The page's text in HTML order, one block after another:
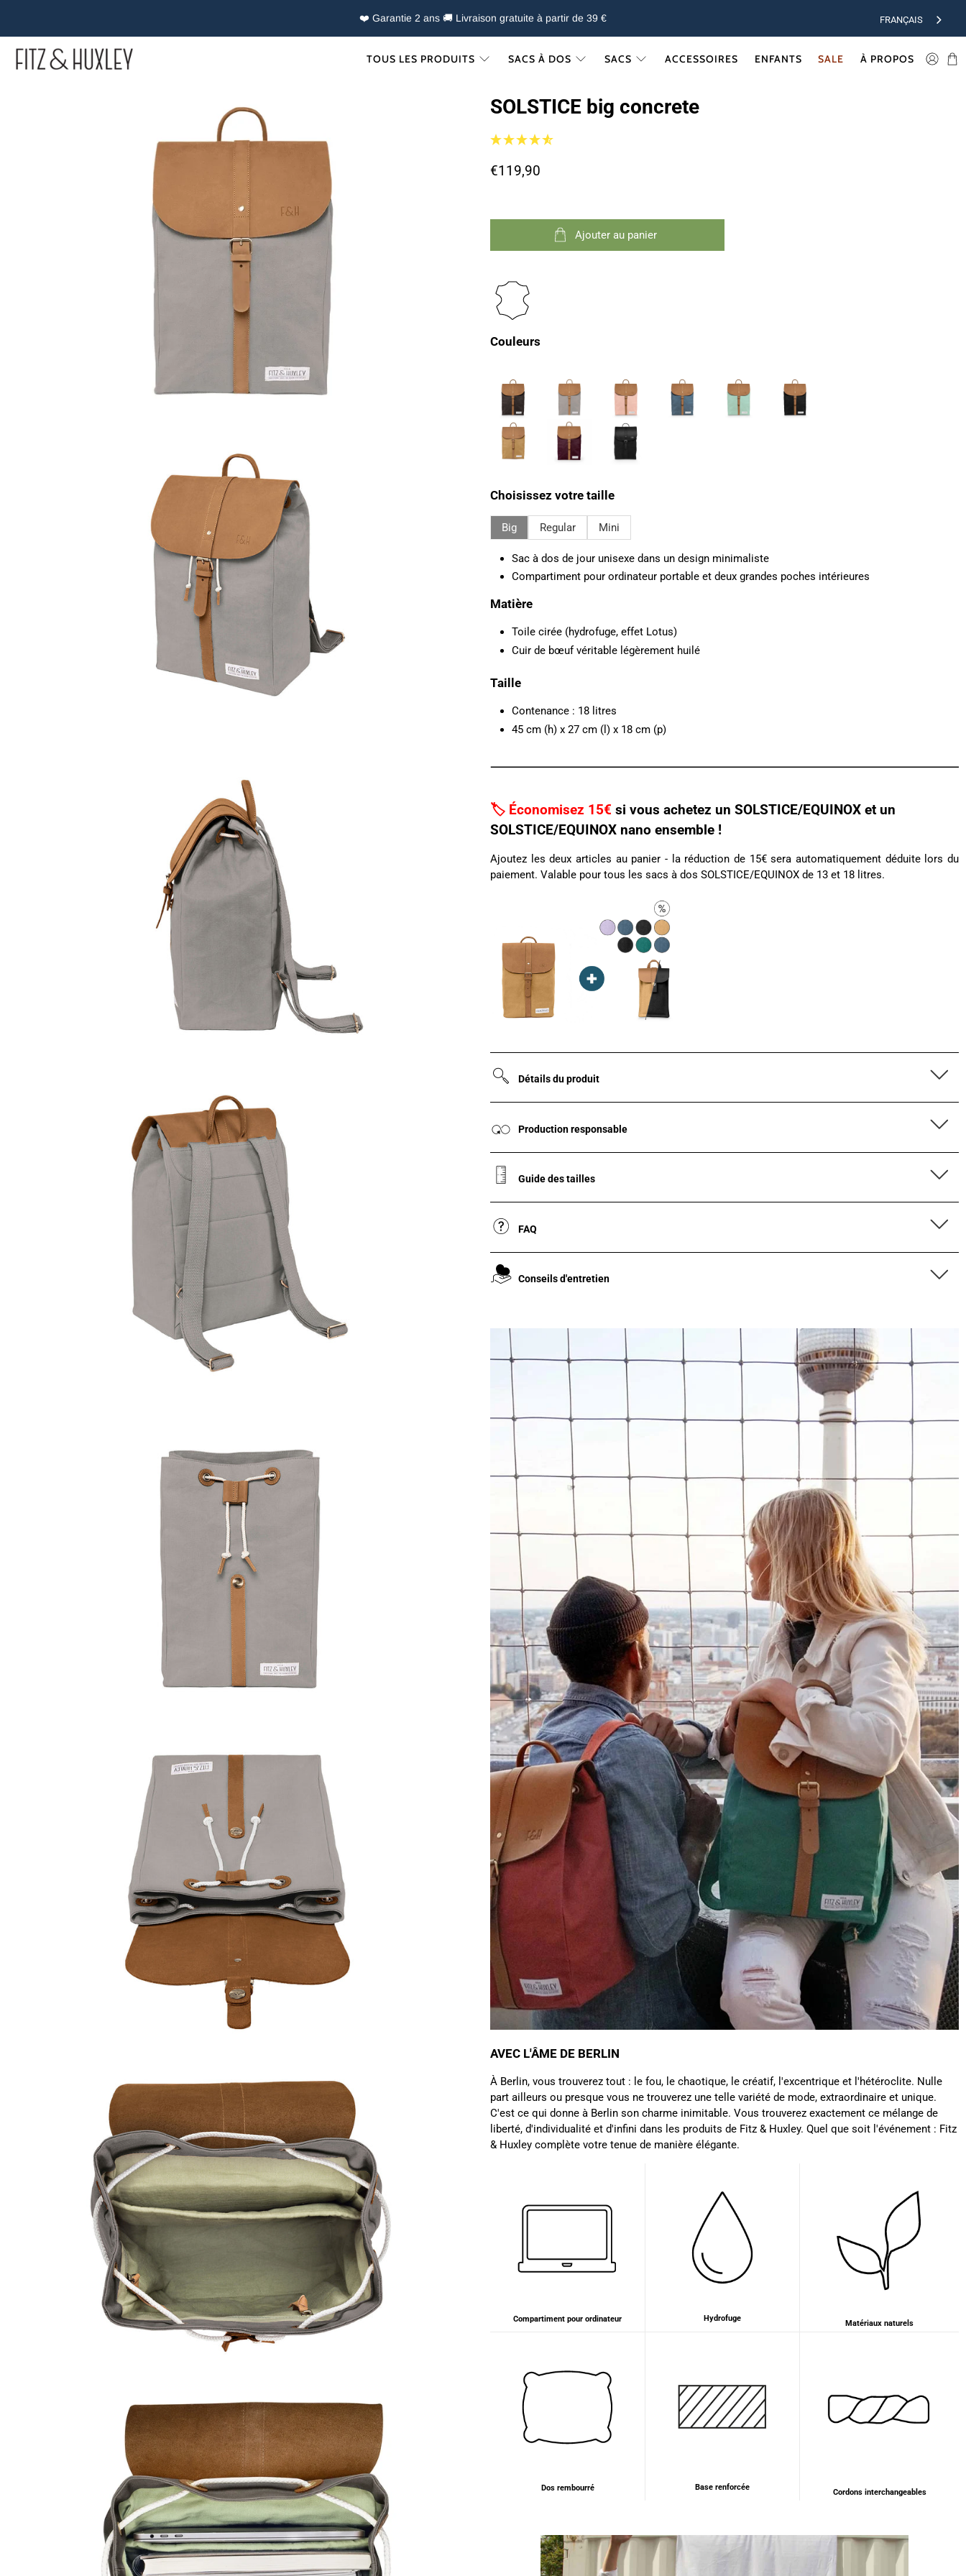
Évaluation
Sylvie LE****
Service parfait.
Utile ? Oui Partager
Twitter
Facebook
Vannes, FR,
Sabine H****
Bonjour J’ai reçu mon sac à dos dans un simple
emballage Graft sans renfort avec des marques
comme si on avait roulé ou marche sur le colis
Pas de petit mot de remerciements d'achat
Utile? Oui Partager
Twitter
Facebook
Douai, FR, 13/10/2025
Ano****
C'est mon deuxième achat chez Fitz & Huxley et
toujours aussi satisfaite. Livraison rapide et
soignée. Les sacs sont très beaux et solides.
Excellente qualité ! !
Oui Partager
Facebook
France, 15/02/2025
Conforme à mes attentes 😁
Partager
Twitter
Facebook
Belgique, 10/12/2024
Audrey Pizzo****
Produit conforme à la description, envoyé et reçu
dans les délais. Le cuir est superbe, l'ensemble a
l'air de bonne qualité. J'espère confirmer tout ça à
l'usage :)
Oui Partager 05/12/2024
Produits de bonne qualité
Utile? Oui Partager
Facebook
États-Unis, 03/12/2024
Utile France, 05/11/2024
Marie-Michèle Charre-Brug****
Bonjour, vous allez adorer les produits F et H
peuvent être commandés le 10/05/2024 et
33*24*15) en promotion ! et maintenant c'est de
modalités de retour sont assez complexes, donc,
à ce jour, je l'ai gardé..................
Utile? Oui
Twitter
Facebook
France,
Bon rapport qualité/prix. Envoi rapide et bien
❤️ Garantie 2 ans 🚚 Livraison gratuite à partir de 39 €
TOUS LES PRODUITS SACS À DOS SACS ACCESSOIRES ENFANTS SALE À PROPOS
SOLSTICE big concrete
€119,90
Ajouter au panier
Couleurs
Choisissez votre taille
Big Regular Mini
Sac à dos de jour unisexe dans un design minimaliste
Compartiment pour ordinateur portable et deux grandes poches intérieures
Matière
Toile cirée (hydrofuge, effet Lotus)
Cuir de bœuf véritable légèrement huilé
Taille
Contenance : 18 litres
45 cm (h) x 27 cm (l) x 18 cm (p)
🏷️ Économisez 15€ si vous achetez un SOLSTICE/EQUINOX et un
SOLSTICE/EQUINOX nano ensemble !
Ajoutez les deux articles au panier - la réduction de 15€ sera automatiquement déduite lors du
paiement. Valable pour tous les sacs à dos SOLSTICE/EQUINOX de 13 et 18 litres.
Détails du produit
Production responsable
Guide des tailles
FAQ
Conseils d'entretien
AVEC L'ÂME DE BERLIN
À Berlin, vous trouverez tout : le fou, le chaotique, le créatif, l'excentrique et l'hétéroclite. Nulle
part ailleurs ou presque vous ne trouverez une telle variété de mode, extraordinaire et unique.
C'est ce qui donne à Berlin son charme inimitable. Vous trouverez exactement ce mélange de
liberté, d'individualité et d'infini dans les produits de Fitz & Huxley. Quel que soit l'événement : Fitz
& Huxley complète votre tenue de manière élégante.
Compartiment pour ordinateur Hydrofuge
Matériaux naturels
Dos rembourré Base renforcée
Cordons interchangeables
FRANÇAIS